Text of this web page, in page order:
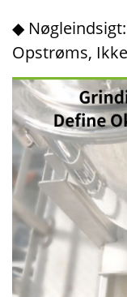
◆
Opstrøms,